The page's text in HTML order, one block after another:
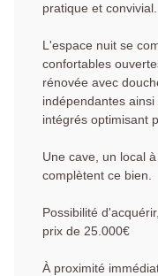
pratique et convivial.
L'espace nuit se
confortables
rénovée avec
indépendantes
intégrés optimisant
Une cave, un local
complètent ce bien.
Possibilité
prix de 25.000€
À proximité